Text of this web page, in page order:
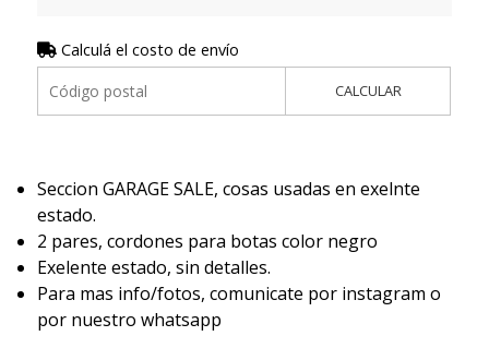
Calculá el costo de envío
CALCULAR
Seccion GARAGE SALE, cosas usadas en exelnte
estado.
2 pares, cordones para botas color negro
Exelente estado, sin detalles.
Para mas info/fotos, comunicate por instagram o
por nuestro whatsapp